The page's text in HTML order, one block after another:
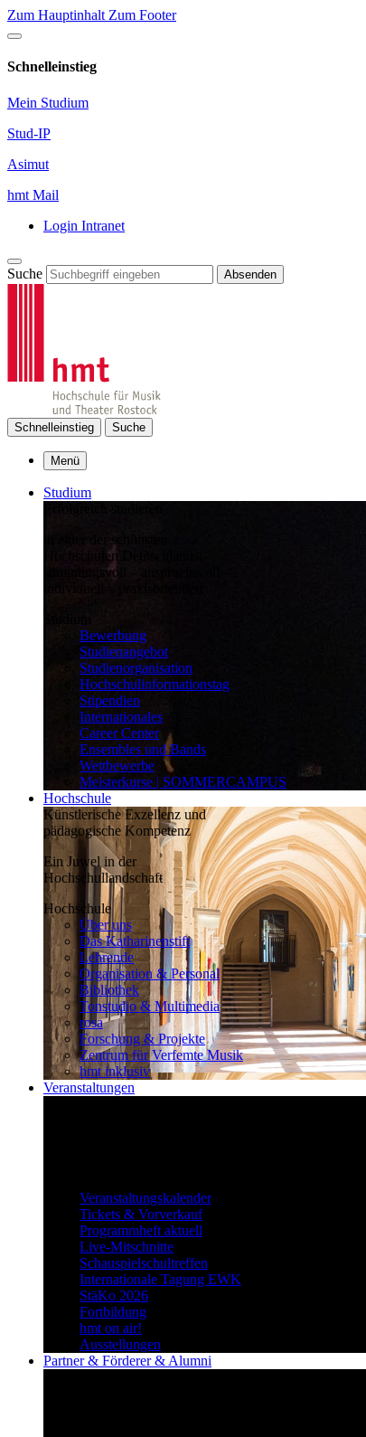
Zum Hauptinhalt Zum Footer
Schnelleinstieg
Mein Studium
Stud-IP
Asimut
hmt Mail
Login Intranet
Suche Absenden
Schnelleinstieg Suche
Menü
Studium
in einer der schönsten
Hochschulen Deutschlands:
stimmungsvoll – anspruchsvoll –
individuell – praxisorientiert
Bewerbung
Studienangebot
Studienorganisation
Hochschulinformationstag
Stipendien
Internationales
Career Center
Ensembles und Bands
Wettbewerbe
Meisterkurse | SOMMERCAMPUS
Hochschule
Künstlerische Exzellenz und
pädagogische Kompetenz
Ein Juwel in der
Hochschullandschaft
Hochschule
Über uns
Das Katharinenstift
Lehrende
Organisation & Personal
Bibliothek
Tonstudio & Multimedia
rosa
Forschung & Projekte
Zentrum für Verfemte Musik
hmt inklusiv
Veranstaltungen
Veranstaltungskalender
Tickets & Vorverkauf
Programmheft aktuell
Live-Mitschnitte
Schauspielschultreffen
Internationale Tagung EWK
StäKo 2026
Fortbildung
hmt on air!
Ausstellungen
Partner & Förderer & Alumni